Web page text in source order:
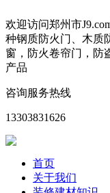
欢迎访问郑州市
种钢质防火门、木质
窗，防火卷帘门，防
产品
咨询服务热线
13303831626
首页
关于我们